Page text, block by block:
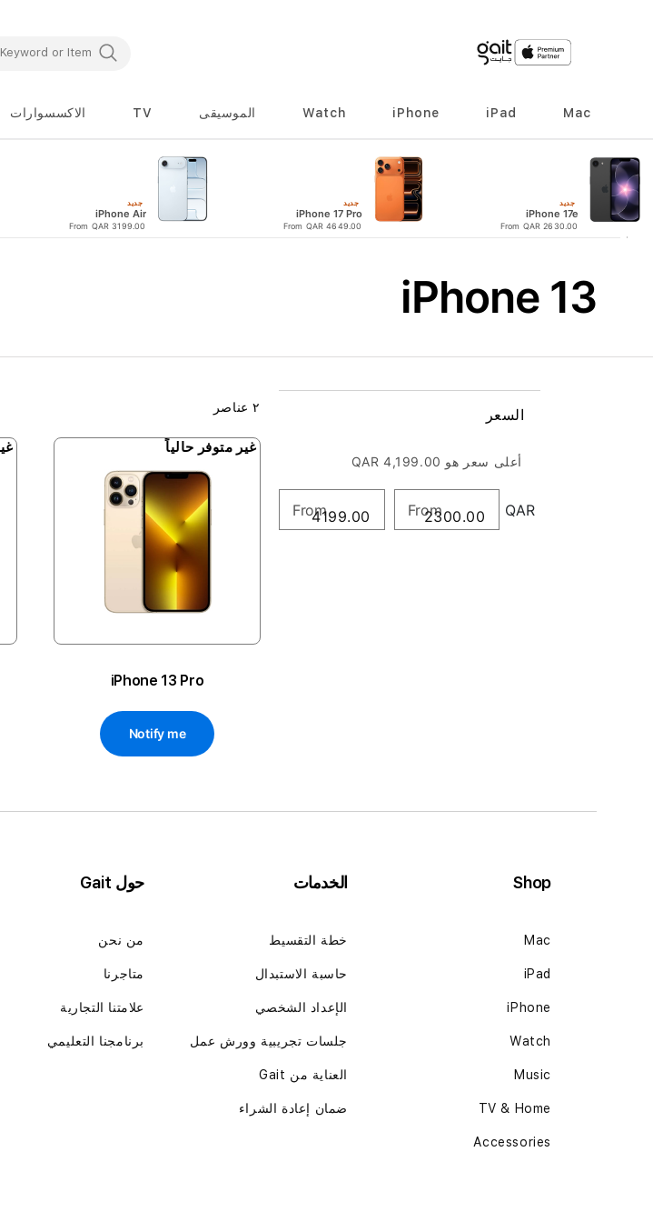
Mac
iPad
iPhone
Watch الموسيقى TV الاكسسوارات
جديد
iPhone 17e
From QAR 2630.00
جديد
iPhone 17 Pro
From QAR 4649.00
جديد
iPhone Air
From QAR 3199.00
iPhone 13
٢عناصر
غير متوفر حالياً
iPhone 13 Pro
Notify me
السعر
QAR
أعلى سعر هو QAR 4,199.00
Shop
Mac
iPad
iPhone
Watch
Music
TV & Home
Accessories
الخدمات
خطة التقسيط
حاسبة الاستبدال
الإعداد الشخصي
جلسات تجريبية وورش عمل
العناية من Gait
ضمان إعادة الشراء
حول Gait
من نحن
متاجرنا
علامتنا التجارية
برنامجنا التعليمي